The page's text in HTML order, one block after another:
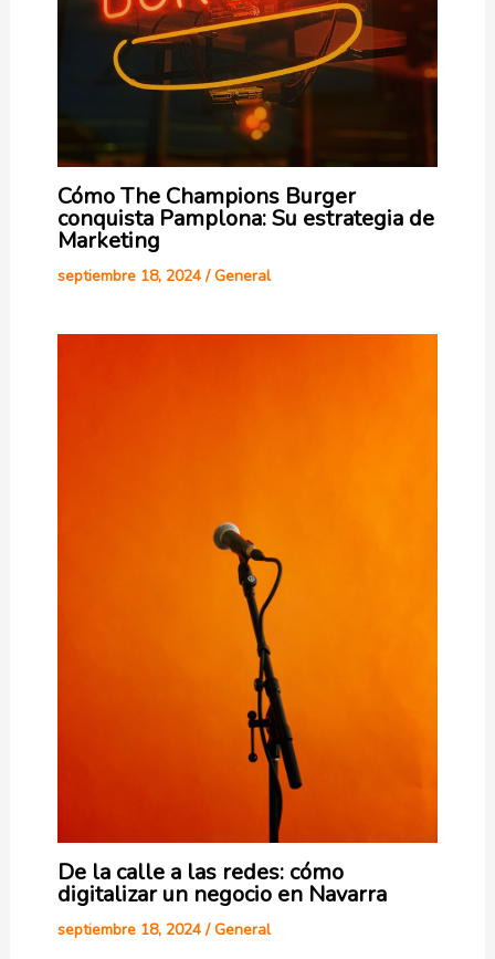
Cómo The Champions Burger
conquista Pamplona: Su estrategia de
Marketing
septiembre 18, 2024 /General
De la calle a las redes: cómo
digitalizar un negocio en Navarra
septiembre 18, 2024 /General